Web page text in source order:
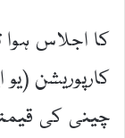
کا اجلاس ہوا
کارپوریشن